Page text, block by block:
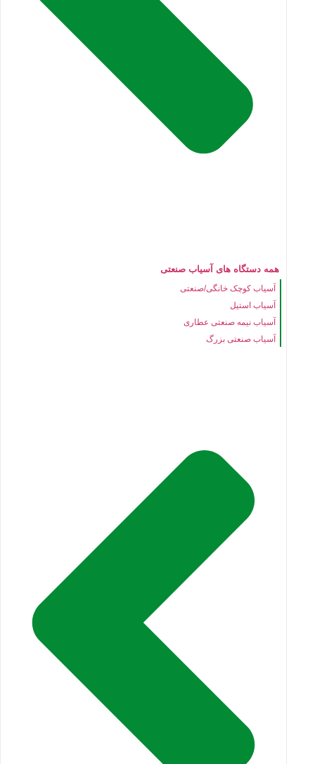
همه دستگاه های آسیاب صنعتی
آسیاب کوچک خانگی/صنعتی
آسیاب استیل
آسیاب نیمه صنعتی عطاری
آسیاب صنعتی بزرگ